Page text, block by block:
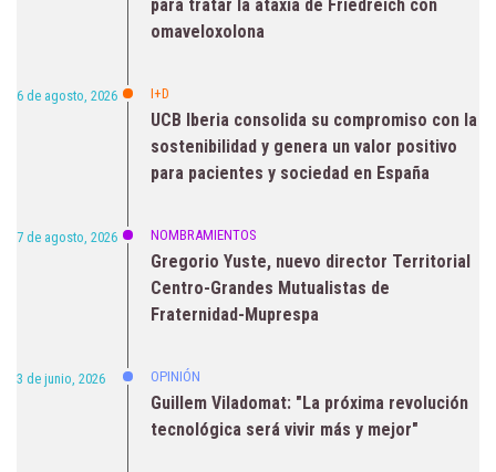
para tratar la ataxia de Friedreich con
omaveloxolona
6 de agosto, 2026 I+D
UCB Iberia consolida su compromiso con la
sostenibilidad y genera un valor positivo
para pacientes y sociedad en España
7 de agosto, 2026 NOMBRAMIENTOS
Gregorio Yuste, nuevo director Territorial
Centro-Grandes Mutualistas de
Fraternidad-Muprespa
3 de junio, 2026 OPINIÓN
Guillem Viladomat: "La próxima revolución
tecnológica será vivir más y mejor"